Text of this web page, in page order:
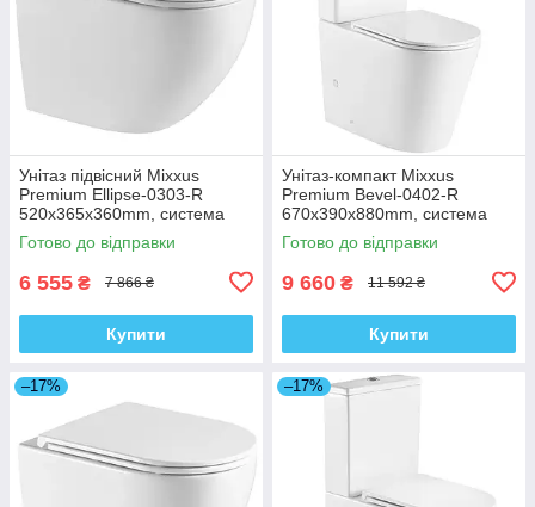
Унітаз підвісний Mixxus
Premium Ellipse-0303-R
520x365x360mm, система
змиву Rimless (MP6463)
Готово до відправки
6 555 ₴ 7 866 ₴
Купити
Унітаз-компакт Mixxus
Premium Bevel-0402-R
670x390x880mm, система
змиву RIMLESS (MP6474)
Готово до відправки
9 660 ₴ 11 592 ₴
Купити
–17% –17%